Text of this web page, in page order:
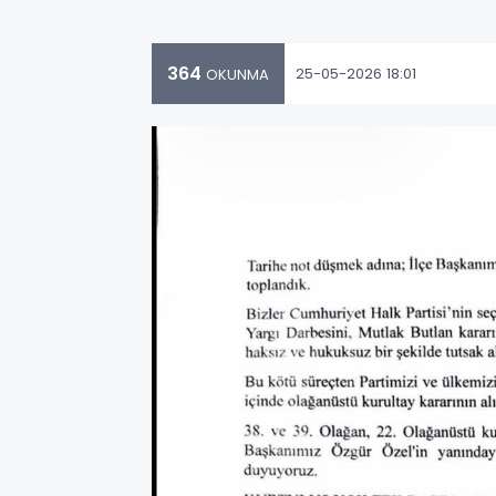
364 OKUNMA 25-05-2026 18:01